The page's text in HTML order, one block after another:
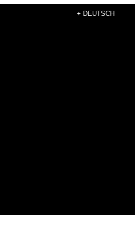
+ DEUTSCH